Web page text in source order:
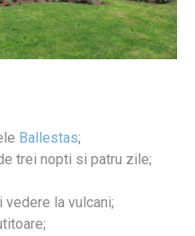
Ballestas;
trei nopti si patru zile;
vedere la vulcani;